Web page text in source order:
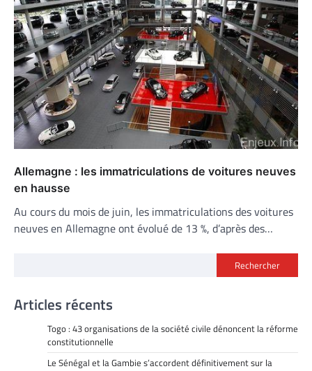
Allemagne : les immatriculations de voitures neuves
en hausse
Au cours du mois de juin, les immatriculations des voitures
neuves en Allemagne ont évolué de 13 %, d’après des…
Rechercher
Articles récents
Togo : 43 organisations de la société civile dénoncent la réforme
constitutionnelle
Le Sénégal et la Gambie s’accordent définitivement sur la